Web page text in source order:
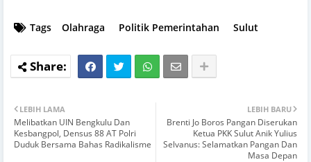
Tags Olahraga Politik Pemerintahan Sulut
LEBIH BARU
Brenti Jo Boros Pangan Diserukan
Ketua PKK Sulut Anik Yulius
Selvanus: Selamatkan Pangan Dan
Masa Depan
LEBIH LAMA
Melibatkan UIN Bengkulu Dan
Kesbangpol, Densus 88 AT Polri
Duduk Bersama Bahas Radikalisme